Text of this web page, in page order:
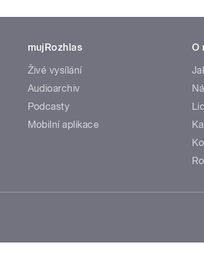
mujRozhlas
Živé vysílání
Audioarchiv
Podcasty
Mobilní aplikace
O